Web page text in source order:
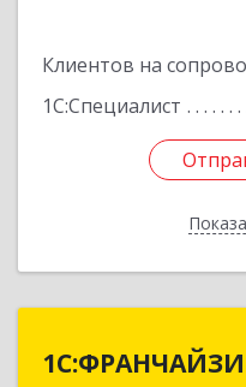
Клиентов на
1С:Специалист